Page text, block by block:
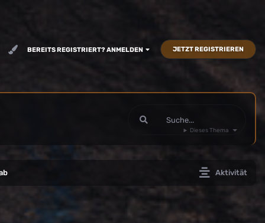
BEREITS REGISTRIERT? ANMELDEN JETZT REGISTRIEREN
Dieses Thema
Aktivität